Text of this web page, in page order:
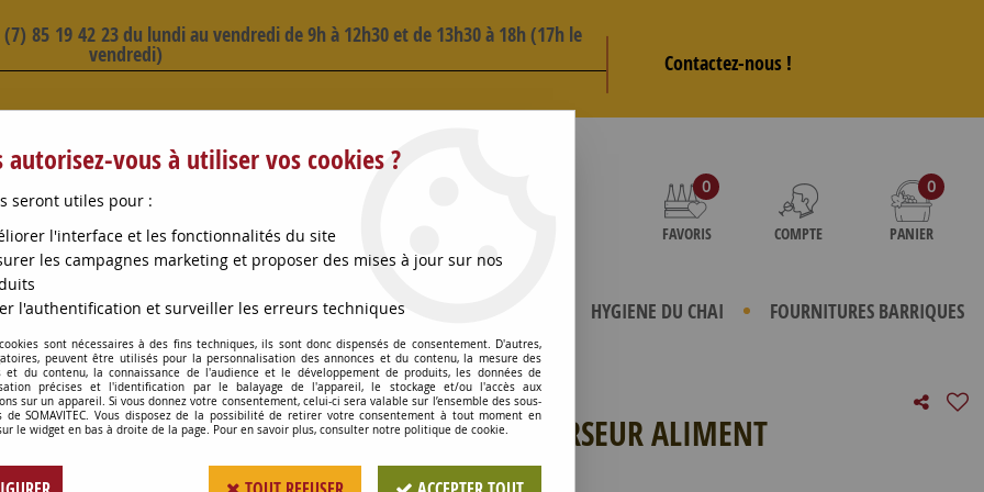
85 19 42 23 du lundi au vendredi de 9h à 12h30 et de 13h30 à 18h (17h le
vendredi) Contactez-nous !
0
FAVORIS COMPTE
0
PANIER
CONSOMMABLES OENOLOGIE HYGIENE DU CHAI FOURNITURES BARRIQUES
>SEAU GRADUE 12L BEC VERSEUR ALIMENT
SEAU GRADUE 12L BEC VERSEUR ALIMENT
autorisez-vous à utiliser vos cookies ?
seront utiles pour :
l'interface et les fonctionnalités du site
les campagnes marketing et proposer des mises à jour sur nos
l'authentification et surveiller les erreurs techniques
sont nécessaires à des fins techniques, ils sont donc dispensés de consentement. D'autres,
peuvent être utilisés pour la personnalisation des annonces et du contenu, la mesure des
et du contenu, la connaissance de l'audience et le développement de produits, les données de
précises et l'identification par le balayage de l'appareil, le stockage et/ou l'accès aux
sur un appareil. Si vous donnez votre consentement, celui-ci sera valable sur l’ensemble des sous-
de SOMAVITEC. Vous disposez de la possibilité de retirer votre consentement à tout moment en
le widget en bas à droite de la page. Pour en savoir plus, consulter notre politique de cookie.